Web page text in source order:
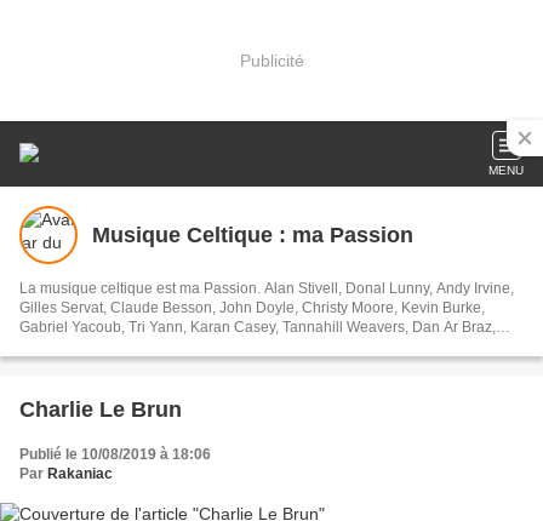
Publicité
MENU
Musique Celtique : ma Passion
La musique celtique est ma Passion. Alan Stivell, Donal Lunny, Andy Irvine,
Gilles Servat, Claude Besson, John Doyle, Christy Moore, Kevin Burke,
Gabriel Yacoub, Tri Yann, Karan Casey, Tannahill Weavers, Dan Ar Braz,
Dogs,Fairport Convention, Clannad,The High Kings, Davy Spillane, Cormac
Jackson, Phil Cunningham, Tim Edey, Steven Cooney, Liam O' Flynn, Julie
Charlie Le Brun
Publié le 10/08/2019 à 18:06
Par Rakaniac